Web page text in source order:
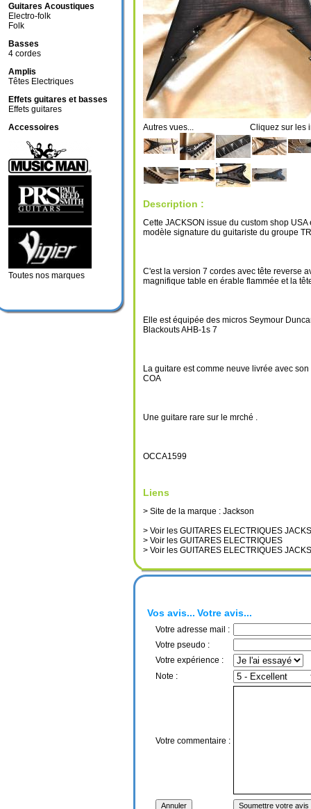
Autres vues... Cliquez sur les
Description :
Cette JACKSON issue du custom shop USA
modèle signature du guitariste du groupe
C'est la version 7 cordes avec tête reverse
magnifique table en érable flammée et la
Elle est équipée des micros Seymour
Blackouts AHB-1s 7
La guitare est comme neuve livrée avec son
COA
Une guitare rare sur le mrché .
OCCA1599
Liens
> Site de la marque : Jackson
> Voir les GUITARES ELECTRIQUES
> Voir les GUITARES ELECTRIQUES
> Voir les GUITARES ELECTRIQUES
Vos avis... Votre avis...
Votre adresse mail :
Votre pseudo :
Votre expérience :
Note :
Votre commentaire :
Guitares Acoustiques
Electro-folk
Folk
Basses
4 cordes
Amplis
Têtes Electriques
Effets guitares et basses
Effets guitares
Accessoires
Toutes nos marques